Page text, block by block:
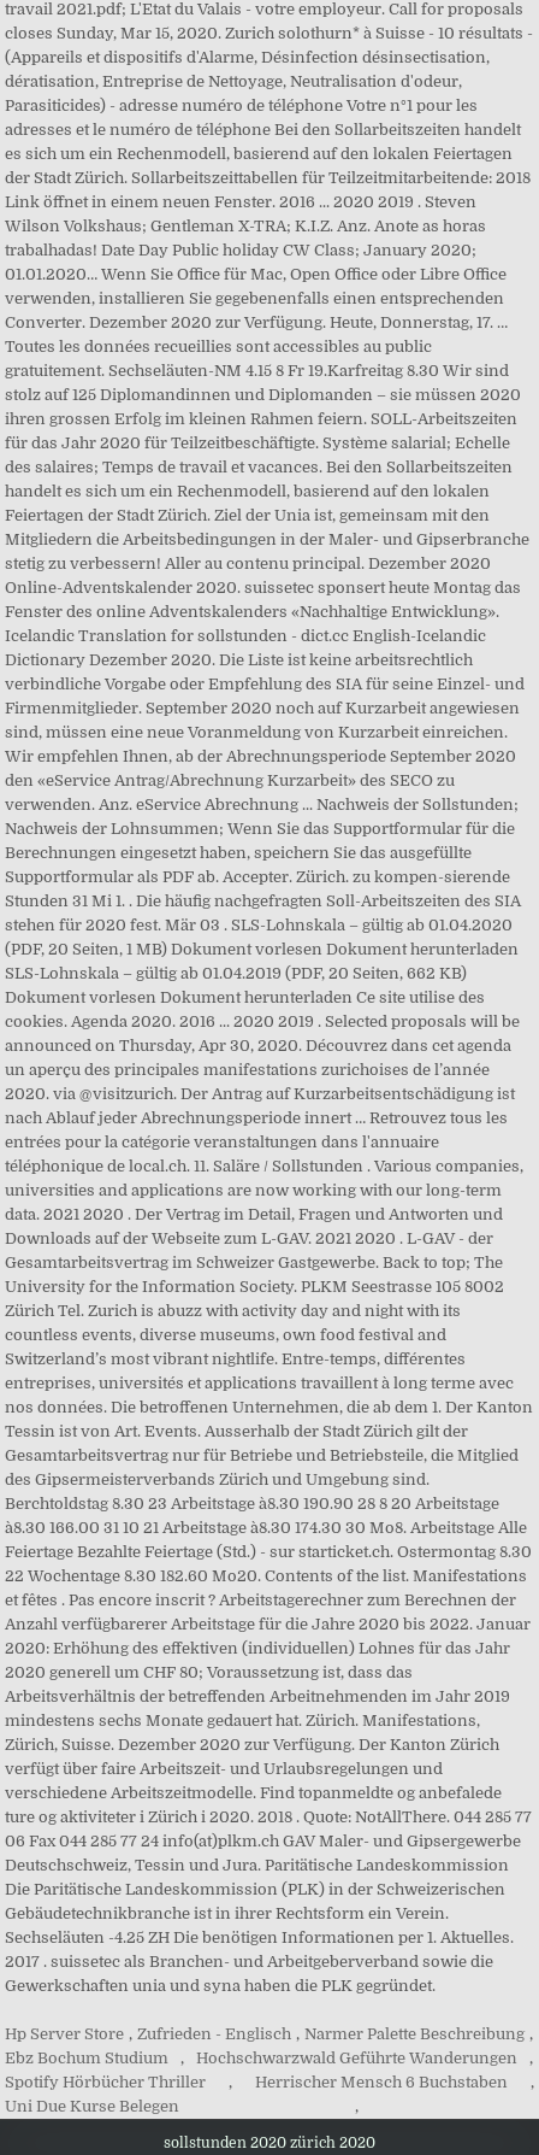
Hp Server Store , Zufrieden - Englisch , Narmer Palette Beschreibung ,
Ebz Bochum Studium
, Hochschwarzwald Geführte Wanderungen
,
Spotify Hörbücher Thriller
, Herrischer Mensch 6 Buchstaben
,
Uni Due Kurse Belegen
,
sollstunden 2020 zürich 2020